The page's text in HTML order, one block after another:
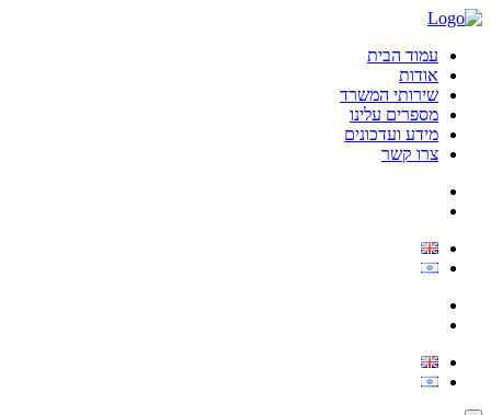
עמוד הבית
אודות
שירותי המשרד
מספרים עלינו
מידע ועדכונים
צרו קשר